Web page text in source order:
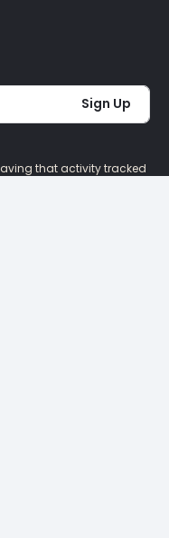
Sign Up
that activity tracked